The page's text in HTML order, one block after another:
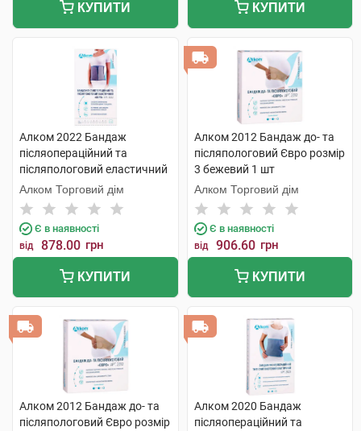
КУПИТИ КУПИТИ
Алком 2022 Бандаж
післяопераційний та
післяпологовий еластичний
Євро розмір 7 1 шт
Алком Торговий дім
Є в наявності
від 878.00 грн
КУПИТИ
Алком 2012 Бандаж до- та
післяпологовий Євро розмір
3 бежевий 1 шт
Алком Торговий дім
Є в наявності
від 906.60 грн
КУПИТИ
Алком 2012 Бандаж до- та
післяпологовий Євро розмір
Алком 2020 Бандаж
післяопераційний та